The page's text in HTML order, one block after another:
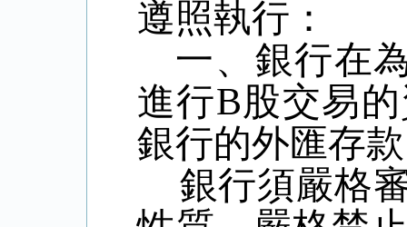
遵照執行：
一、銀行在
進行B股交易
銀行的外匯存
銀行須嚴格